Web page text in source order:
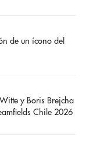
de un ícono del
y Boris Brejcha
Chile 2026